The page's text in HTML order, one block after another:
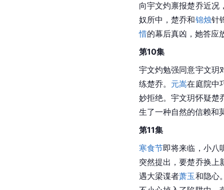
向宇文灼禀报楚乔近况
奴所中，楚乔和锦烛针
惜的幕后真凶，她答应
第10集
宇文灼勉强同意宇文玥
练楚乔。 元嵩在庭院中
妙拒绝。宇文玥怀疑楚
生了一种自然的信赖和
第11集
寒食节即将来临，小八
突然提出，要楚乔换上
遇大梁谍者萧玉和隐心